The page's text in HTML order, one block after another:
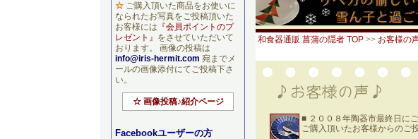
和食器通販 菖蒲の隠者 TOP >> お客様の
■ ２００８年陶器市最終日にご
ご購入頂いたお客様からのご
☆ ご購入頂いた商品をお使いに
なられたお写真をご投稿頂いた
お客様には 『会員ポイントのプ
レゼント』 をさせていただいて
おります。 画像の投稿は
info@iris-hermit.com 宛までメ
ールの画像添付にてご投稿下さ
い。
☆ 画像投稿♪紹介ページ
Facebookユーザーの方